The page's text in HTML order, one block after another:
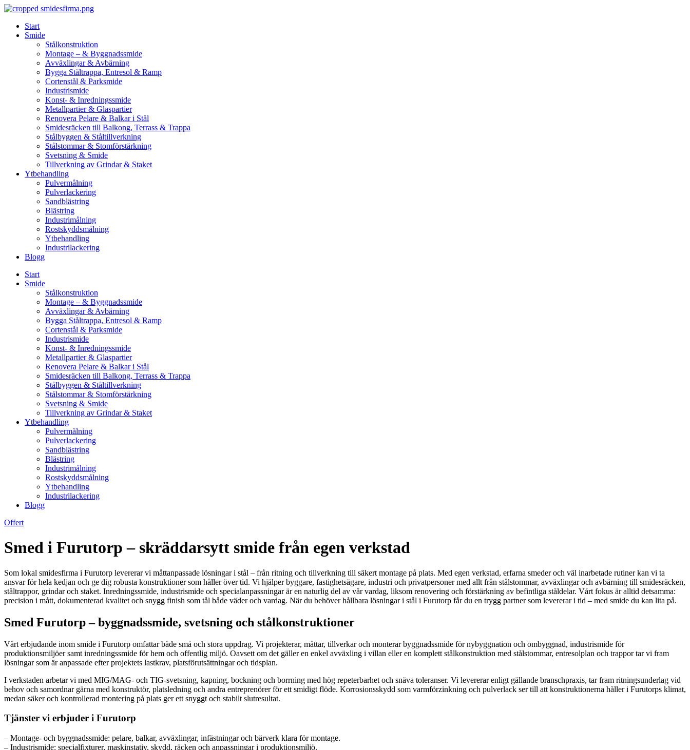
Skip
contentStart
Smide
Stålkonstruktion
Montage – & Byggnadssmide
Avväxlingar & Avbärning
Bygga Ståltrappa, Entresol & Ramp
Cortenstål & Parksmide
Industrismide
Konst- & Inredningssmide
Metallpartier & Glaspartier
Renovera Pelare & Balkar i Stål
Smidesräcken till Balkong, Terrass & Trappa
Stålbyggen & Ståltillverkning
Stålstommar & Stomförstärkning
Svetsning & Smide
Tillverkning av Grindar & Staket
Ytbehandling
Pulvermålning
Pulverlackering
Sandblästring
Blästring
Industrimålning
Rostskyddsmålning
Ytbehandling
Industrilackering
Blogg
Start
Smide
Stålkonstruktion
Montage – & Byggnadssmide
Avväxlingar & Avbärning
Bygga Ståltrappa, Entresol & Ramp
Cortenstål & Parksmide
Industrismide
Konst- & Inredningssmide
Metallpartier & Glaspartier
Renovera Pelare & Balkar i Stål
Smidesräcken till Balkong, Terrass & Trappa
Stålbyggen & Ståltillverkning
Stålstommar & Stomförstärkning
Svetsning & Smide
Tillverkning av Grindar & Staket
Ytbehandling
Pulvermålning
Pulverlackering
Sandblästring
Blästring
Industrimålning
Rostskyddsmålning
Ytbehandling
Industrilackering
Blogg
Offert
Smed i Furutorp – skräddarsytt smide från egen verkstad
Som lokal smidesfirma i Furutorp levererar vi måttanpassade lösningar i stål – från ritning och tillverkning till säkert montage på plats. Med egen verkstad, erfarna smeder och väl inarbetade rutiner kan vi ta
ansvar för hela kedjan och ge dig robusta konstruktioner som håller över tid. Vi hjälper byggare, fastighetsägare, industri och privatpersoner med allt från stålstommar, avväxlingar och avbärning till smidesräcken,
ståltrappor, grindar och staket. Inredningssmide, industrismide och specialanpassningar är en naturlig del av vår vardag, liksom renovering och förstärkning av befintliga ståldelar. Vårt fokus är alltid detsamma:
precision i mått, dokumenterad kvalitet och snygg finish som tål både väder och vardag. När du behöver hållbara lösningar i stål i Furutorp får du en trygg partner som levererar i tid – med smide du kan lita på.
Smed Furutorp – byggnadssmide, svetsning och stålkonstruktioner
Vårt erbjudande inom smide i Furutorp omfattar både små och stora uppdrag. Vi projekterar, måttar, tillverkar och monterar byggnadssmide för nybyggnation och ombyggnad, industrismide för
produktionsmiljöer samt inredningssmide för hem och offentlig miljö. Oavsett om det gäller en enkel avväxling i villan eller en komplett stålkonstruktion med stålstommar, entresolplan och trappor tar vi fram
lösningar som är anpassade efter projektets lastkrav, platsförutsättningar och tidsplan.
I verkstaden arbetar vi med MIG/MAG- och TIG-svetsning, kapning, bockning och borrning med hög repeterbarhet och snäva toleranser. Vi levererar enligt gällande branschpraxis, tar fram ritningsunderlag vid
behov och samordnar gärna med konstruktör, platsledning och andra entreprenörer för ett smidigt flöde. Korrosionsskydd som varmförzinkning och pulverlack ser till att konstruktionerna håller i Furutorps klimat,
medan säker och kontrollerad montering på plats ger ett snyggt och stabilt slutresultat.
Tjänster vi erbjuder i Furutorp
– Montage- och byggnadssmide: pelare, balkar, avväxlingar, infästningar och bärverk klara för montage.
– Industrismide: specialfixturer, maskinstativ, skydd, räcken och anpassningar i produktionsmiljö.